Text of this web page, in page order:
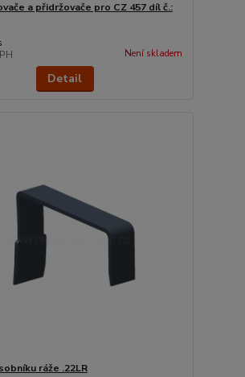
a přidržovače pro CZ 457 díl č.:
Není skladem
Detail
ráže .22LR